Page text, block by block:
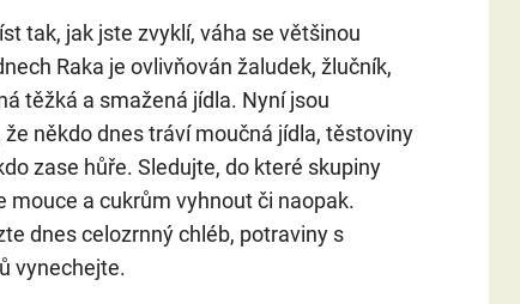
tak, jak jste zvyklí, váha se většinou
Raka je ovlivňován žaludek, žlučník,
těžká a smažená jídla. Nyní jsou
někdo dnes tráví moučná jídla, těstoviny
zase hůře. Sledujte, do které skupiny
mouce a cukrům vyhnout či naopak.
dnes celozrnný chléb, potraviny s
vynechejte.